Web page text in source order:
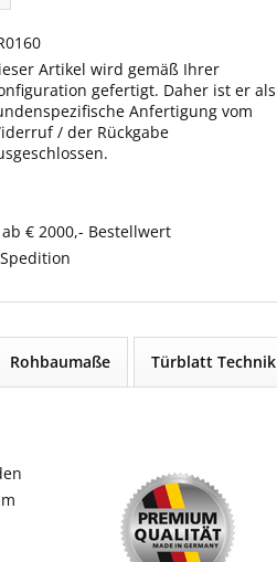
Artikel wird gemäß Ihrer
gefertigt. Daher ist er als
Anfertigung vom
/ der Rückgabe
€ 2000,- Bestellwert
Rohbaumaße Türblatt Technik